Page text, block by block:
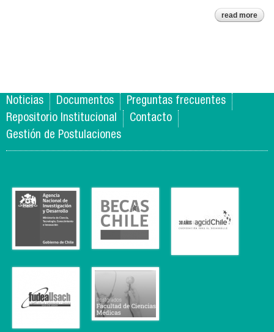
read more
Noticias Documentos
Preguntas frecuentes
Repositorio Institucional
Contacto
Gestión de Postulaciones